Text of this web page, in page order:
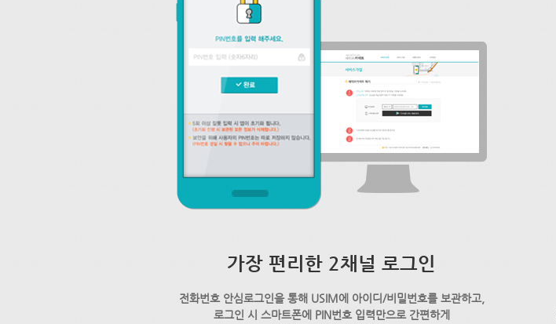
가장 편리한 2채널 로그인
전화번호 안심로그인을 통해 USIM에 아이디/비밀번호를 보관하고,
로그인 시 스마트폰에 PIN번호 입력만으로 간편하게